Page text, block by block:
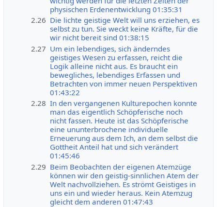
physischen Erdenentwicklung 01:35:31
2.26 Die lichte geistige Welt will uns erziehen, es
selbst zu tun. Sie weckt keine Kräfte, für die
wir nicht bereit sind 01:38:15
2.27 Um ein lebendiges, sich änderndes
geistiges Wesen zu erfassen, reicht die
Logik alleine nicht aus. Es braucht ein
bewegliches, lebendiges Erfassen und
Betrachten von immer neuen Perspektiven
01:43:22
2.28 In den vergangenen Kulturepochen konnte
man das eigentlich Schöpferische noch
nicht fassen. Heute ist das Schöpferische
eine ununterbrochene individuelle
Erneuerung aus dem Ich, an dem selbst die
Gottheit Anteil hat und sich verändert
01:45:46
2.29 Beim Beobachten der eigenen Atemzüge
können wir den geistig-sinnlichen Atem der
Welt nachvollziehen. Es strömt Geistiges in
uns ein und wieder heraus. Kein Atemzug
gleicht dem anderen 01:47:43